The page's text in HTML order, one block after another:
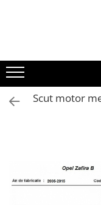
Accesorii carlige de
Accesorii cutii
Accesorii remorci
Saboti frana remorci
Carlige de remorcare
Scut motor